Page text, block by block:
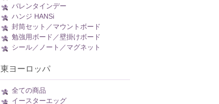
バレンタインデー
ハンジ HANSi
封筒セット／マウントボード
勉強用ボード／壁掛けボード
シール／ノート／マグネット
東ヨーロッパ
全ての商品
イースターエッグ